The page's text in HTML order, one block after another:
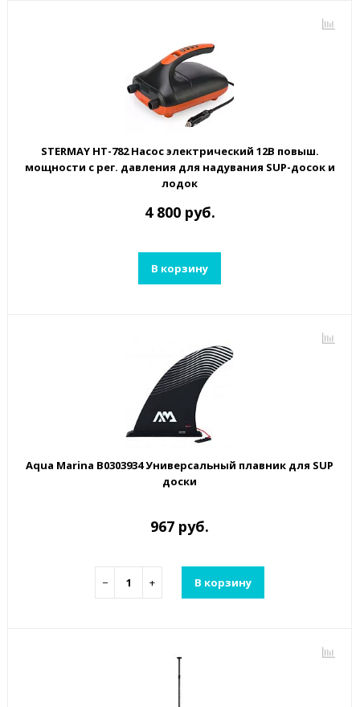
STERMAY HT-782 Насос электрический 12В повыш.
мощности с рег. давления для надувания SUP-досок и
лодок
4 800 руб.
В корзину
Aqua Marina B0303934 Универсальный плавник для SUP
доски
967 руб.
− + В корзину